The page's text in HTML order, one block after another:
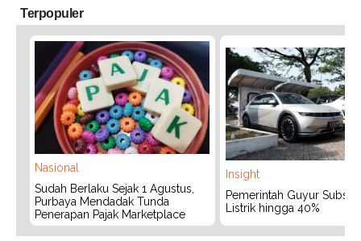
Terpopuler
Nasional
Sudah Berlaku Sejak 1 Agustus,
Purbaya Mendadak Tunda
Penerapan Pajak Marketplace
Insight
Pemerintah Guyur
Listrik hingga 40%